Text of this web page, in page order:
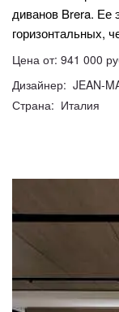
диванов Brera. Ее
горизонтальных,
Цена от: 941 000
Дизайнер: JEAN-
Страна: Италия